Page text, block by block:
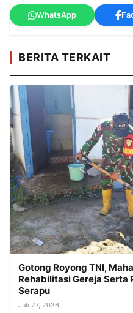
WhatsApp
BERITA TERKAIT
Gotong Royong TNI,
Rehabilitasi Gereja Serta
Serapu
Juli 27, 2026